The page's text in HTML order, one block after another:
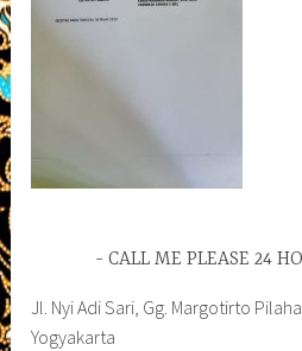
CALL ME PLEASE 24
Jl. Nyi Adi Sari, Gg. Margotirto
Yogyakarta